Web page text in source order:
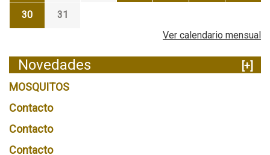
30
31
Ver calendario mensual
Novedades
[+]
MOSQUITOS
Contacto
Contacto
Contacto